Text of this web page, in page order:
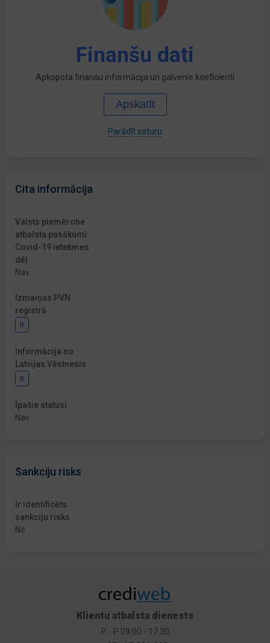
Finanšu dati
Apkopota finanšu informācija un galvenie koeficienti
Apskatīt
Parādīt saturu
Cita informācija
Valsts piemērotie
atbalsta pasākumi
Covid-19 ietekmes
dēļ
Nav
Izmaiņas PVN
reģistrā
Ir
Informācija no
Latvijas Vēstnesis
Ir
Īpašie statusi
Nav
Sankciju risks
Ir identificēts
sankciju risks
Nē
Klientu atbalsta dienests
P - P 09:00 - 17:30